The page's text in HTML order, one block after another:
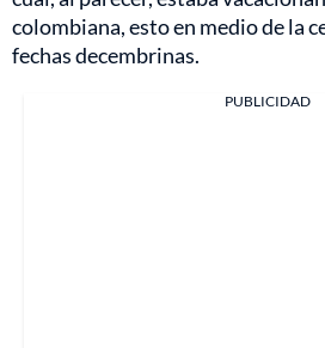
colombiana, esto en medio de la
fechas decembrinas.
PUBLICIDAD